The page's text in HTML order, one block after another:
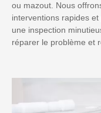
ou mazout. Nous
interventions rapides
une inspection
réparer le problème et